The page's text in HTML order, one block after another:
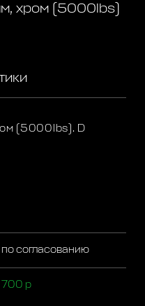
хром (5000lbs)
(5000lbs). D
по согласованию
700 р